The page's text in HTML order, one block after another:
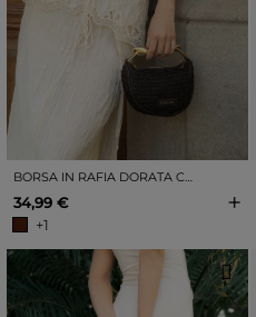
BORSA IN RAFIA DORATA CON MANICO IN METALLO
34,99 €
+1
+